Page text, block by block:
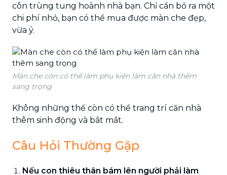
côn trùng tung hoành nhà bạn. Chỉ cần bỏ ra một
chi phí nhỏ, bạn có thể mua được màn che đẹp,
vừa ý.
Màn che còn có thể làm phụ kiện làm căn nhà thêm
sang trọng
Không những thế còn có thể trang trí căn nhà
thêm sinh động và bắt mắt.
Câu Hỏi Thường Gặp
Nếu con thiêu thân bám lên người phải làm